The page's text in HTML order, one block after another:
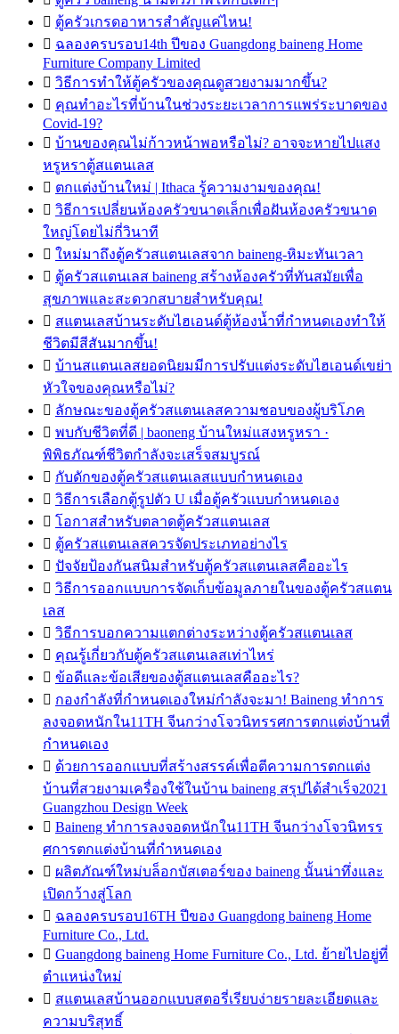
 ตู้ครัวเกรดอาหารสำคัญแค่ไหน!
 ฉลองครบรอบ14th ปีของ Guangdong baineng Home
Furniture Company Limited
 วิธีการทำให้ตู้ครัวของคุณดูสวยงามมากขึ้น?
 คุณทำอะไรที่บ้านในช่วงระยะเวลาการแพร่ระบาดของ
Covid-19?
 บ้านของคุณไม่ก้าวหน้าพอหรือไม่? อาจจะหายไปแสง
หรูหราตู้สแตนเลส
 ตกแต่งบ้านใหม่ | Ithaca รู้ความงามของคุณ!
 วิธีการเปลี่ยนห้องครัวขนาดเล็กเพื่อฝันห้องครัวขนาด
ใหญ่โดยไม่กี่วินาที
 ใหม่มาถึงตู้ครัวสแตนเลสจาก baineng-หิมะทันเวลา
 ตู้ครัวสแตนเลส baineng สร้างห้องครัวที่ทันสมัยเพื่อ
สุขภาพและสะดวกสบายสำหรับคุณ!
 สแตนเลสบ้านระดับไฮเอนด์ตู้ห้องน้ำที่กำหนดเองทำให้
ชีวิตมีสีสันมากขึ้น!
 บ้านสแตนเลสยอดนิยมมีการปรับแต่งระดับไฮเอนด์เขย่า
หัวใจของคุณหรือไม่?
 ลักษณะของตู้ครัวสแตนเลสความชอบของผู้บริโภค
 พบกับชีวิตที่ดี | baoneng บ้านใหม่แสงหรูหรา ·
พิพิธภัณฑ์ชีวิตกำลังจะเสร็จสมบูรณ์
 กับดักของตู้ครัวสแตนเลสแบบกำหนดเอง
 วิธีการเลือกตู้รูปตัว U เมื่อตู้ครัวแบบกำหนดเอง
 โอกาสสำหรับตลาดตู้ครัวสแตนเลส
 ตู้ครัวสแตนเลสควรจัดประเภทอย่างไร
 ปัจจัยป้องกันสนิมสำหรับตู้ครัวสแตนเลสคืออะไร
 วิธีการออกแบบการจัดเก็บข้อมูลภายในของตู้ครัวสแตน
เลส
 วิธีการบอกความแตกต่างระหว่างตู้ครัวสแตนเลส
 คุณรู้เกี่ยวกับตู้ครัวสแตนเลสเท่าไหร่
 ข้อดีและข้อเสียของตู้สแตนเลสคืออะไร?
 กองกำลังที่กำหนดเองใหม่กำลังจะมา! Baineng ทำการ
ลงจอดหนักใน11TH จีนกว่างโจวนิทรรศการตกแต่งบ้านที่
กำหนดเอง
 ด้วยการออกแบบที่สร้างสรรค์เพื่อตีความการตกแต่ง
บ้านที่สวยงามเครื่องใช้ในบ้าน baineng สรุปได้สำเร็จ2021
Guangzhou Design Week
 Baineng ทำการลงจอดหนักใน11TH จีนกว่างโจวนิทรร
ศการตกแต่งบ้านที่กำหนดเอง
 ผลิตภัณฑ์ใหม่บล็อกบัสเตอร์ของ baineng นั้นน่าทึ่งและ
เปิดกว้างสู่โลก
 ฉลองครบรอบ16TH ปีของ Guangdong baineng Home
Furniture Co., Ltd.
 Guangdong baineng Home Furniture Co., Ltd. ย้ายไปอยู่ที่
ตำแหน่งใหม่
 สแตนเลสบ้านออกแบบสตอรี่เรียบง่ายรายละเอียดและ
ความบริสุทธิ์